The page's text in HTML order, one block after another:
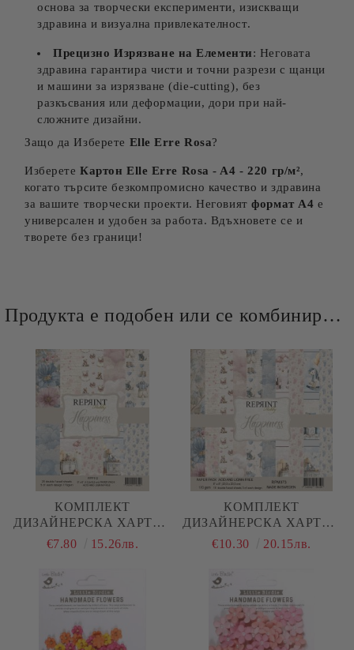
основа за творчески експерименти, изискващи
здравина и визуална привлекателност.
Прецизно Изрязване на Елементи: Неговата
здравина гарантира чисти и точни разрези с щанци
и машини за изрязване (die-cutting), без
разкъсвания или деформации, дори при най-
сложните дизайни.
Защо да Изберете Elle Erre Rosa?
ИзберетеКартон Elle Erre Rosa- A4 - 220 гр/м²,
когато търсите безкомпромисно качество и здравина
за вашите творчески проекти. Неговиятформат А4 е
универсален и удобен за работа. Вдъхновете се и
творете без граници!
Продукта е подобен или се комбинира добре и със следните продукти :
КОМПЛЕКТ
ДИЗАЙНЕРСКА ХАРТИЯ
- HAPPINESS BABY - 25
€7.80 15.26лв.
КОМПЛЕКТ
ДИЗАЙНЕРСКА ХАРТИЯ
- HAPPINESS BABY - 15
€10.30 20.15лв.